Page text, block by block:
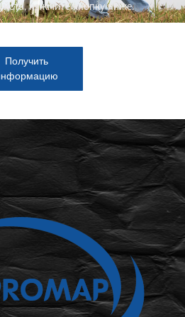
нажмите кнопку ниже.
Получить